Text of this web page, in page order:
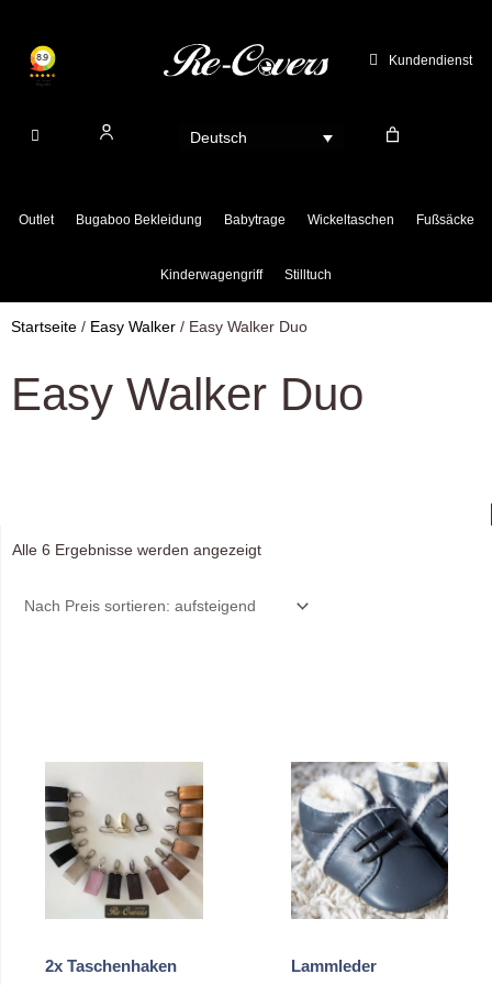
springen
Kundendienst
Deutsch
Outlet Bugaboo Bekleidung Babytrage Wickeltaschen Fußsäcke
Kinderwagengriff Stilltuch
Startseite / Easy Walker / Easy Walker Duo
Easy Walker Duo
Alle 6 Ergebnisse werden angezeigtNach
sortiert:
2x Taschenhaken
Lammleder